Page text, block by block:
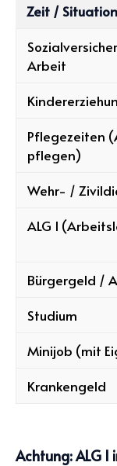
Zeit / Situation
Arbeit
Pflegezeiten
pflegen)
Wehr- /
ALG I
Bürgergeld /
Studium
Minijob (mit
Krankengeld
Achtung: ALG I